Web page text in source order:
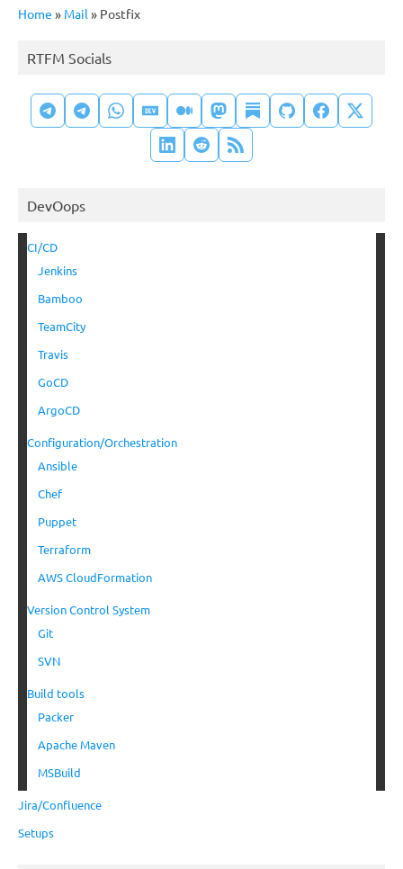
Home » Mail » Postfix
RTFM Socials
DevOops
CI/CD
Jenkins
Bamboo
TeamCity
Travis
GoCD
ArgoCD
Configuration/Orchestration
Ansible
Chef
Puppet
Terraform
AWS CloudFormation
Version Control System
Git
SVN
Build tools
Packer
Apache Maven
MSBuild
Jira/Confluence
Setups